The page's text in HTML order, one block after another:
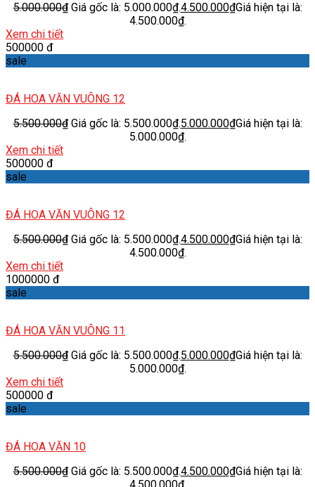
5.000.000₫ Giá gốc là: 5.000.000₫.4.500.000₫Giá hiện tại là:
4.500.000₫.
Xem chi tiết
500000 đ
sale
ĐÁ HOA VĂN VUÔNG 12
5.500.000₫ Giá gốc là: 5.500.000₫.5.000.000₫Giá hiện tại là:
5.000.000₫.
Xem chi tiết
500000 đ
sale
ĐÁ HOA VĂN VUÔNG 12
5.500.000₫ Giá gốc là: 5.500.000₫.4.500.000₫Giá hiện tại là:
4.500.000₫.
Xem chi tiết
1000000 đ
sale
ĐÁ HOA VĂN VUÔNG 11
5.500.000₫ Giá gốc là: 5.500.000₫.5.000.000₫Giá hiện tại là:
5.000.000₫.
Xem chi tiết
500000 đ
sale
ĐÁ HOA VĂN 10
5.500.000₫ Giá gốc là: 5.500.000₫.4.500.000₫Giá hiện tại là: